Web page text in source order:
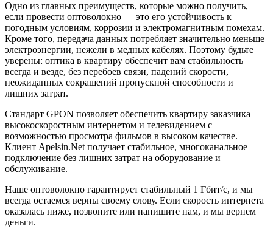
Одно из главных преимуществ, которые можно получить,
если провести оптоволокно — это его устойчивость к
погодным условиям, коррозии и электромагнитным помехам.
Кроме того, передача данных потребляет значительно меньше
электроэнергии, нежели в медных кабелях. Поэтому будьте
уверены: оптика в квартиру обеспечит вам стабильность
всегда и везде, без перебоев связи, падений скорости,
неожиданных сокращений пропускной способности и
лишних затрат.
Стандарт GPON позволяет обеспечить квартиру заказчика
высокоскоростным интернетом и телевидением с
возможностью просмотра фильмов в высоком качестве.
Клиент Apelsin.Net получает стабильное, многоканальное
подключение без лишних затрат на оборудование и
обслуживание.
Наше оптоволокно гарантирует стабильный 1 Гбит/с, и мы
всегда остаемся верны своему слову. Если скорость интернета
оказалась ниже, позвоните или напишите нам, и мы вернем
деньги.